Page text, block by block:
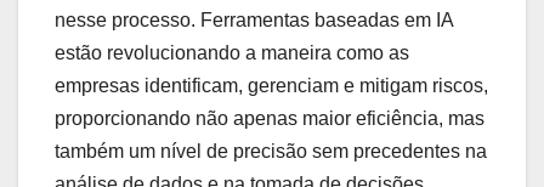
nesse processo. Ferramentas baseadas em IA
estão revolucionando a maneira como as
empresas identificam, gerenciam e mitigam riscos,
proporcionando não apenas maior eficiência, mas
também um nível de precisão sem precedentes na